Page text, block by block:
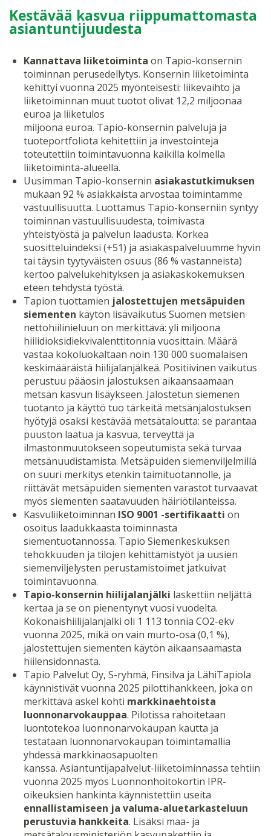
Kestävää kasvua riippumattomasta
asiantuntijuudesta
Kannattava liiketoiminta on Tapio-konsernin
toiminnan perusedellytys. Konsernin liiketoiminta
kehittyi vuonna 2025 myönteisesti: liikevaihto ja
liiketoiminnan muut tuotot olivat 12,2 miljoonaa
euroa ja liiketulos
miljoona euroa. Tapio-konsernin palveluja ja
tuoteportfoliota kehitettiin ja investointeja
toteutettiin toimintavuonna kaikilla kolmella
liiketoiminta-alueella.
Uusimman Tapio-konsernin asiakastutkimuksen
mukaan 92 % asiakkaista arvostaa toimintamme
vastuullisuutta. Luottamus Tapio-konserniin syntyy
toiminnan vastuullisuudesta, toimivasta
yhteistyöstä ja palvelun laadusta. Korkea
suositteluindeksi (+51) ja asiakaspalveluumme hyvin
tai täysin tyytyväisten osuus (86 % vastanneista)
kertoo palvelukehityksen ja asiakaskokemuksen
eteen tehdystä työstä.
Tapion tuottamien jalostettujen metsäpuiden
siementen käytön lisävaikutus Suomen metsien
nettohiilinieluun on merkittävä: yli miljoona
hiilidioksidiekvivalenttitonnia vuosittain. Määrä
vastaa kokoluokaltaan noin 130 000 suomalaisen
keskimääräistä hiilijalanjälkeä. Positiivinen vaikutus
perustuu pääosin jalostuksen aikaansaamaan
metsän kasvun lisäykseen. Jalostetun siemenen
tuotanto ja käyttö tuo tärkeitä metsänjalostuksen
hyötyjä osaksi kestävää metsätaloutta: se parantaa
puuston laatua ja kasvua, terveyttä ja
ilmastonmuutokseen sopeutumista sekä turvaa
metsänuudistamista. Metsäpuiden siemenviljelmillä
on suuri merkitys etenkin taimituotannolle, ja
riittävät metsäpuiden siementen varastot turvaavat
myös siementen saatavuuden häiriötilanteissa.
Kasvuliiketoiminnan ISO 9001 -sertifikaatti on
osoitus laadukkaasta toiminnasta
siementuotannossa. Tapio Siemenkeskuksen
tehokkuuden ja tilojen kehittämistyöt ja uusien
siemenviljelysten perustamistoimet jatkuivat
toimintavuonna.
Tapio-konsernin hiilijalanjälki laskettiin neljättä
kertaa ja se on pienentynyt vuosi vuodelta.
Kokonaishiilijalanjälki oli 1 113 tonnia CO2-ekv
vuonna 2025, mikä on vain murto-osa (0,1 %),
jalostettujen siementen käytön aikaansaamasta
hiilensidonnasta.
Tapio Palvelut Oy, S-ryhmä, Finsilva ja LähiTapiola
käynnistivät vuonna 2025 pilottihankkeen, joka on
merkittävä askel kohti markkinaehtoista
luonnonarvokauppaa. Pilotissa rahoitetaan
luontotekoa luonnonarvokaupan kautta ja
testataan luonnonarvokaupan toimintamallia
yhdessä markkinaosapuolten
kanssa. Asiantuntijapalvelut-liiketoiminnassa tehtiin
vuonna 2025 myös Luonnonhoitokortin IPR-
oikeuksien hankinta käynnistettiin useita
ennallistamiseen ja valuma-aluetarkasteluun
perustuvia hankkeita. Lisäksi maa- ja